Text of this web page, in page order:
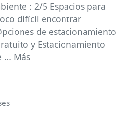
: 2/5 Espacios para
difícil encontrar
de estacionamiento
y Estacionamiento
… Más